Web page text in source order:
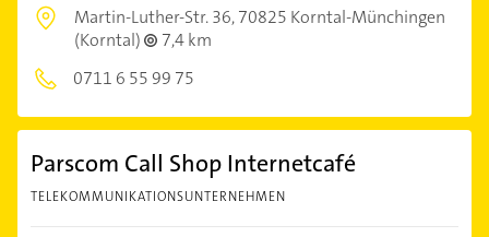
Martin-Luther-Str. 36,70825 Korntal-Münchingen
(Korntal)
7,4 km
0711 6 55 99 75
Parscom Call Shop Internetcafé
TELEKOMMUNIKATIONSUNTERNEHMEN